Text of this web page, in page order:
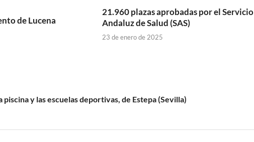
de Lucena
21.960 plazas aprobadas por el Servicio
Andaluz de Salud (SAS)
23 de enero de 2025
piscina y las escuelas deportivas, de Estepa (Sevilla)